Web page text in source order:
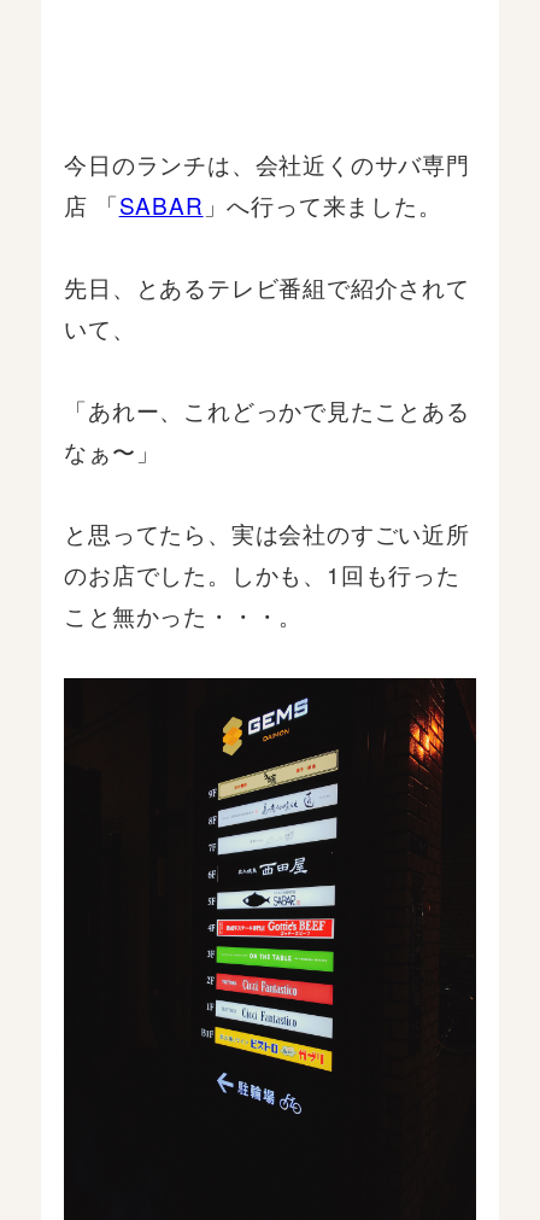
今日のランチは、会社近くのサバ専門
店 「SABAR 」へ行って来ました。
先日、とあるテレビ番組で紹介されて
いて、
「あれー、これどっかで見たことある
なぁ〜」
と思ってたら、実は会社のすごい近所
のお店でした。しかも、1回も行った
こと無かった・・・。